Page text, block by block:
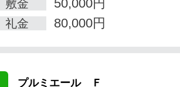
敷金 50,000円
礼金 80,000円
プルミエール Ｆ